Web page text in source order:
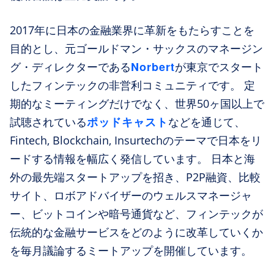
2017年に日本の金融業界に革新をもたらすことを
目的とし、元ゴールドマン・サックスのマネージン
グ・ディレクターであるNorbertが東京でスタート
したフィンテックの非営利コミュニティです。 定
期的なミーティングだけでなく、世界50ヶ国以上で
試聴されているポッドキャスト などを通じて、
Fintech, Blockchain, Insurtechのテーマで日本をリ
ードする情報を幅広く発信しています。 日本と海
外の最先端スタートアップを招き、P2P融資、比較
サイト、ロボアドバイザーのウェルスマネージャ
ー、ビットコインや暗号通貨など、フィンテックが
伝統的な金融サービスをどのように改革していくか
を毎月議論するミートアップを開催しています。